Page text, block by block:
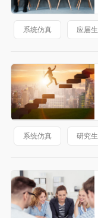
系统仿真 应届生
系统仿真 研究生